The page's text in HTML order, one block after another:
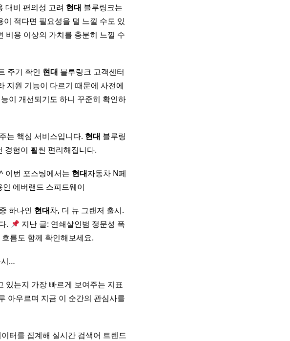
대비 편의성 고려 현대 블루링크는
적다면 필요성을 덜 느낄 수도 있
비용 이상의 가치를 충분히 느낄 수
주기 확인 현대 블루링크 고객센터
지원 기능이 다르기 때문에 사전에
이 개선되기도 하니 꾸준히 확인하
는 핵심 서비스입니다. 현대 블루링
경험이 훨씬 편리해집니다.
이번 포스팅에서는 현대자동차 N페
에버랜드 스피드웨이
하나인 현대차, 더 뉴 그랜저 출시.
.
지난 글: 연쇄살인범 정문성 폭
름도 함께 확인해보세요.
시…
있는지 가장 빠르게 보여주는 지표
아우르며 지금 이 순간의 관심사를
터를 집계해 실시간 검색어 트렌드